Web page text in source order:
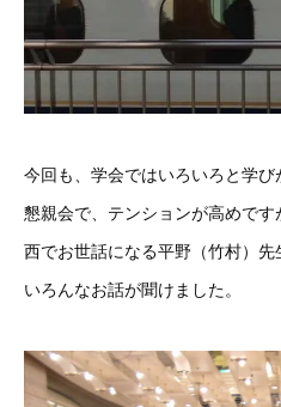
今回も、学会ではいろいろと学び
懇親会で、テンションが高めで
西でお世話になる平野（竹村）先
いろんなお話が聞けました。